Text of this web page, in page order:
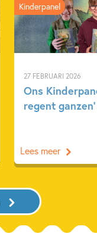
27 FEBRUARI 2026
Ons
regent ganzen’
Kinderpanel
Lees meer